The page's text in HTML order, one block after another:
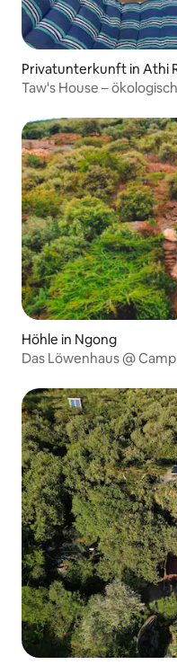
Privatunterkunft in Athi
Taw's House –
Höhle in Ngong
Das Löwenhaus @